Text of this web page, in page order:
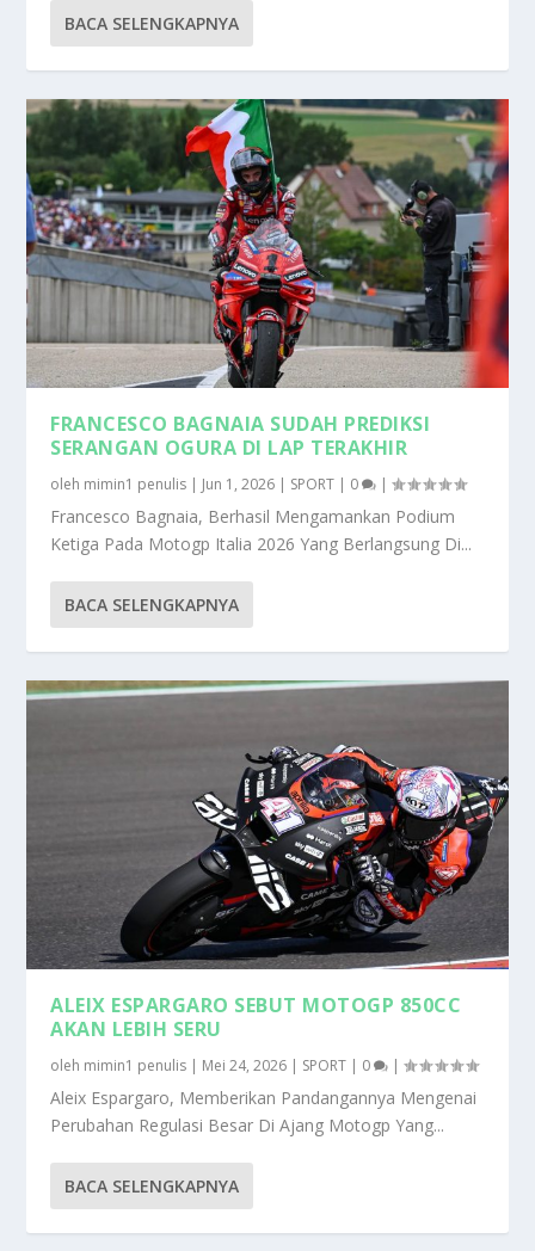
BACA SELENGKAPNYA
FRANCESCO BAGNAIA SUDAH PREDIKSI
SERANGAN OGURA DI LAP TERAKHIR
oleh mimin1 penulis | Jun 1, 2026 | SPORT | 0 |
Francesco Bagnaia, Berhasil Mengamankan Podium
Ketiga Pada Motogp Italia 2026 Yang Berlangsung Di...
BACA SELENGKAPNYA
ALEIX ESPARGARO SEBUT MOTOGP 850CC
AKAN LEBIH SERU
oleh mimin1 penulis | Mei 24, 2026 | SPORT | 0 |
Aleix Espargaro, Memberikan Pandangannya Mengenai
Perubahan Regulasi Besar Di Ajang Motogp Yang...
BACA SELENGKAPNYA